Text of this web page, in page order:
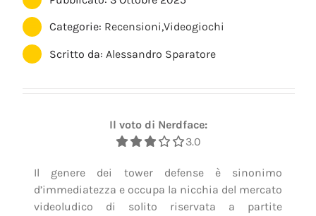
Categorie: Recensioni,Videogiochi
Scritto da: Alessandro Sparatore
Il voto di Nerdface:
3.0
Il genere dei tower defense è sinonimo
d’immediatezza e occupa la nicchia del mercato
videoludico di solito riservata a partite